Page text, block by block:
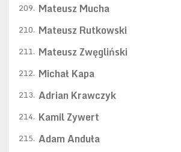
209. Mateusz Mucha
210. Mateusz Rutkowski
211. Mateusz Zwęgliński
212. Michał Kapa
213. Adrian Krawczyk
214. Kamil Zywert
215. Adam Anduła